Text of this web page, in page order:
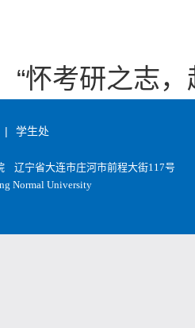
“怀考研之志
| 学生处
辽宁省大连市庄河市前程大街117号
Normal University